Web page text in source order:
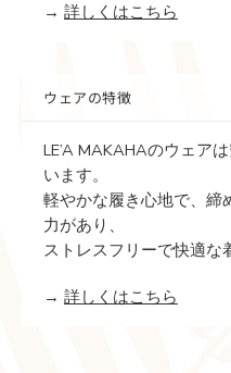
→ 詳しくはこちら
ウェアの特徴
LE’A MAKAHAのウェア
います。
軽やかな履き心地で、締
力があり、
ストレスフリーで快適な
→ 詳しくはこちら